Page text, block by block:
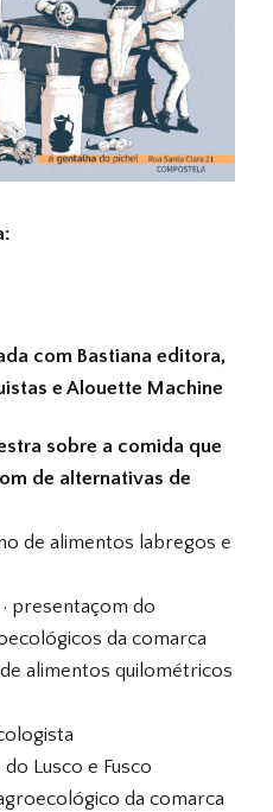
com Bastiana editora,
e Alouette Machine
sobre a comida que
de alternativas de
de alimentos labregos e
presentaçom do
da comarca
alimentos quilométricos
Lusco e Fusco
da comarca